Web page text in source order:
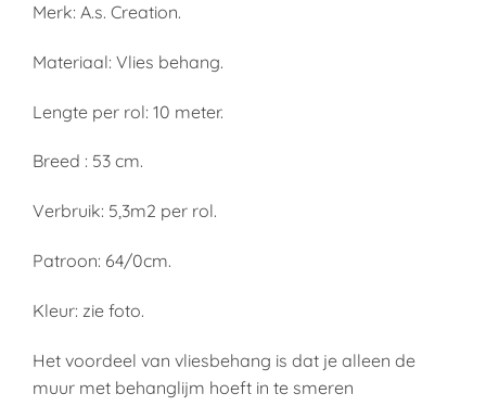
Merk: A.s. Creation.
Materiaal: Vlies behang.
Lengte per rol: 10 meter.
Breed : 53 cm.
Verbruik: 5,3m2 per rol.
Patroon: 64/0cm.
Kleur: zie foto.
Het voordeel van vliesbehang is dat je alleen de
muur met behanglijm hoeft in te smeren